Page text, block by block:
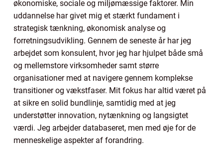
økonomiske, sociale og miljømæssige faktorer. Min
uddannelse har givet mig et stærkt fundament i
strategisk tænkning, økonomisk analyse og
forretningsudvikling. Gennem de seneste år har jeg
arbejdet som konsulent, hvor jeg har hjulpet både små
og mellemstore virksomheder samt større
organisationer med at navigere gennem komplekse
transitioner og vækstfaser. Mit fokus har altid været på
at sikre en solid bundlinje, samtidig med at jeg
understøtter innovation, nytænkning og langsigtet
værdi. Jeg arbejder databaseret, men med øje for de
menneskelige aspekter af forandring.